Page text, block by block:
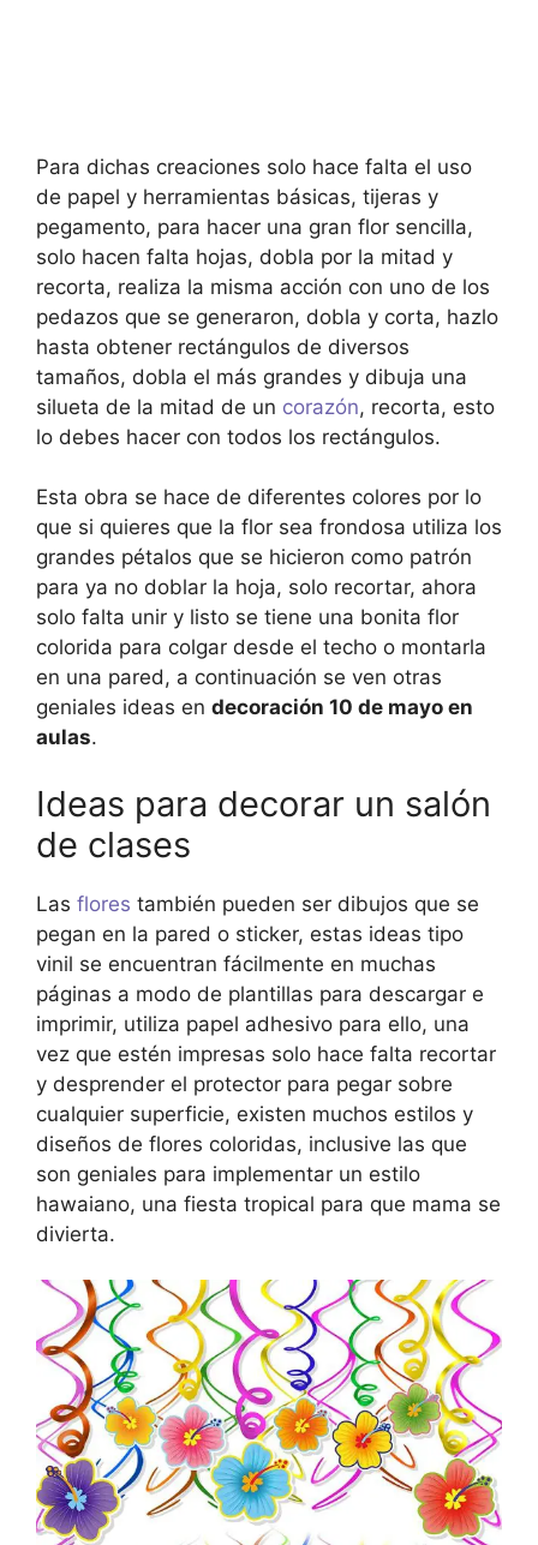
Para dichas creaciones solo hace falta el uso
de papel y herramientas básicas, tijeras y
pegamento, para hacer una gran flor sencilla,
solo hacen falta hojas, dobla por la mitad y
recorta, realiza la misma acción con uno de los
pedazos que se generaron, dobla y corta, hazlo
hasta obtener rectángulos de diversos
tamaños, dobla el más grandes y dibuja una
silueta de la mitad de un corazón, recorta, esto
lo debes hacer con todos los rectángulos.
Esta obra se hace de diferentes colores por lo
que si quieres que la flor sea frondosa utiliza los
grandes pétalos que se hicieron como patrón
para ya no doblar la hoja, solo recortar, ahora
solo falta unir y listo se tiene una bonita flor
colorida para colgar desde el techo o montarla
en una pared, a continuación se ven otras
geniales ideas en decoración 10 de mayo en
aulas.
Ideas para decorar un salón
de clases
Las flores también pueden ser dibujos que se
pegan en la pared o sticker, estas ideas tipo
vinil se encuentran fácilmente en muchas
páginas a modo de plantillas para descargar e
imprimir, utiliza papel adhesivo para ello, una
vez que estén impresas solo hace falta recortar
y desprender el protector para pegar sobre
cualquier superficie, existen muchos estilos y
diseños de flores coloridas, inclusive las que
son geniales para implementar un estilo
hawaiano, una fiesta tropical para que mama se
divierta.